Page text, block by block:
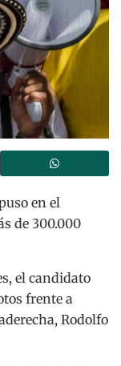
en el
de 300.000
el candidato
frente a
Rodolfo